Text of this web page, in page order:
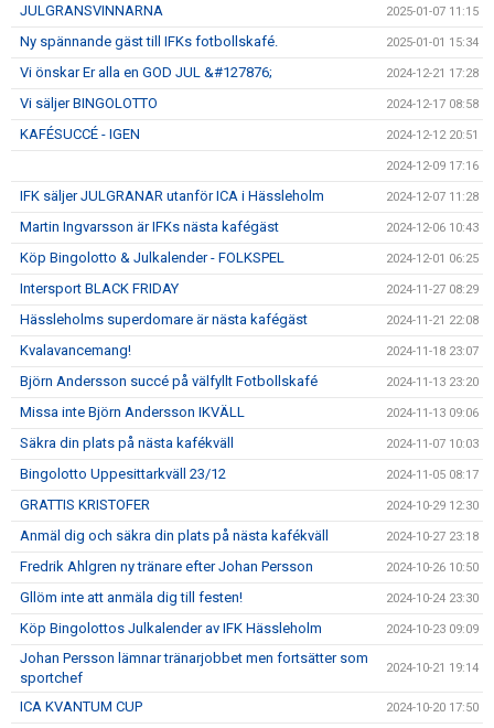
JULGRANSVINNARNA 2025-01-07 11:15
Ny spännande gäst till IFKs fotbollskafé. 2025-01-01 15:34
Vi önskar Er alla en GOD JUL &#127876; 2024-12-21 17:28
Vi säljer BINGOLOTTO 2024-12-17 08:58
KAFÉSUCCÉ - IGEN 2024-12-12 20:51
2024-12-09 17:16
IFK säljer JULGRANAR utanför ICA i Hässleholm 2024-12-07 11:28
Martin Ingvarsson är IFKs nästa kafégäst 2024-12-06 10:43
Köp Bingolotto & Julkalender - FOLKSPEL 2024-12-01 06:25
Intersport BLACK FRIDAY 2024-11-27 08:29
Hässleholms superdomare är nästa kafégäst 2024-11-21 22:08
Kvalavancemang! 2024-11-18 23:07
Björn Andersson succé på välfyllt Fotbollskafé 2024-11-13 23:20
Missa inte Björn Andersson IKVÄLL 2024-11-13 09:06
Säkra din plats på nästa kafékväll 2024-11-07 10:03
Bingolotto Uppesittarkväll 23/12 2024-11-05 08:17
GRATTIS KRISTOFER 2024-10-29 12:30
Anmäl dig och säkra din plats på nästa kafékväll 2024-10-27 23:18
Fredrik Ahlgren ny tränare efter Johan Persson 2024-10-26 10:50
Gllöm inte att anmäla dig till festen! 2024-10-24 23:30
Köp Bingolottos Julkalender av IFK Hässleholm 2024-10-23 09:09
Johan Persson lämnar tränarjobbet men fortsätter som
sportchef
2024-10-21 19:14
ICA KVANTUM CUP 2024-10-20 17:50